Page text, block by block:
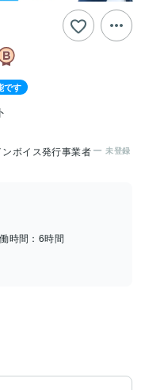
です
ンボイス発行事業者 未登録
時間： 6時間